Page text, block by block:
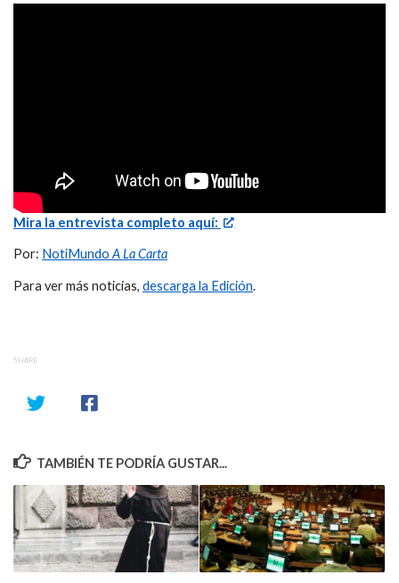
Mira la entrevista completo aquí:
Por: NotiMundo A La Carta
Para ver más noticias, descarga la Edición.
SHARE
TAMBIÉN TE PODRÍA GUSTAR...